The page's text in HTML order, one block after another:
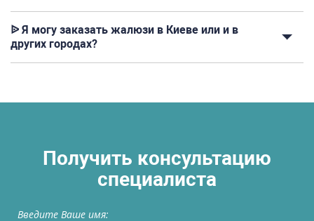
ᐉ Я могу заказать жалюзи в Киеве или и в
других городах?
Получить консультацию
специалиста
Введите Ваше имя: